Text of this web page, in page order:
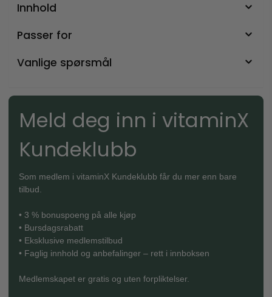
Innhold
Passer for
Vanlige spørsmål
Meld deg inn i vitaminX
Kundeklubb
Som medlem i vitaminX Kundeklubb får du mer enn bare
tilbud.
• 3 % bonuspoeng på alle kjøp
• Bursdagsrabatt
• Eksklusive medlemstilbud
• Faglig innhold og anbefalinger – rett i innboksen
Medlemskapet er gratis og uten forpliktelser.